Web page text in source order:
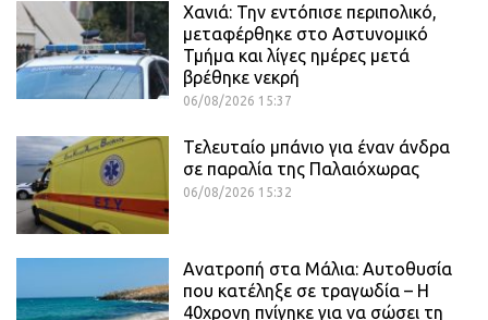
Χανιά: Την εντόπισε περιπολικό,
μεταφέρθηκε στο Αστυνομικό
Τμήμα και λίγες ημέρες μετά
βρέθηκε νεκρή
06/08/2026 15:37
Τελευταίο μπάνιο για έναν άνδρα
σε παραλία της Παλαιόχωρας
06/08/2026 15:32
Ανατροπή στα Μάλια: Αυτοθυσία
που κατέληξε σε τραγωδία – Η
40χρονη πνίγηκε για να σώσει τη